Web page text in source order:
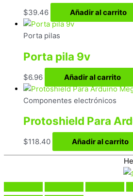
$39.46 Añadir al carrito
Porta pilas
Porta pila 9v
$6.96 Añadir al carrito
Componentes electrónicos
Protoshield Para
$118.40 Añadir al carrito